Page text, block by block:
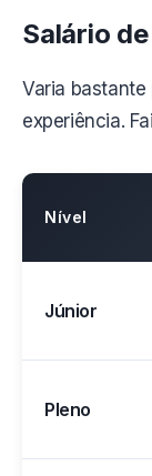
Salário
Varia
experiência.
Nível
Júnior
Pleno